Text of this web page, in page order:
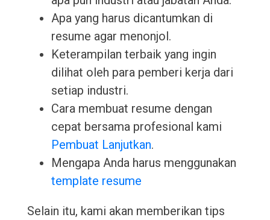
Apa yang harus dicantumkan di
resume agar menonjol.
Keterampilan terbaik yang ingin
dilihat oleh para pemberi kerja dari
setiap industri.
Cara membuat resume dengan
cepat bersama profesional kami
Pembuat Lanjutkan.
Mengapa Anda harus menggunakan
template resume
Selain itu, kami akan memberikan tips